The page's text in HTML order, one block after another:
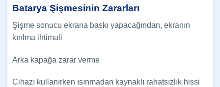
Batarya Şişmesinin Zararları
Şişme sonucu ekrana baskı yapacağından, ekranın
kırılma ihtimali
Arka kapağa zarar verme
Cihazı kullanırken ısınmadan kaynaklı rahatsızlık hissi